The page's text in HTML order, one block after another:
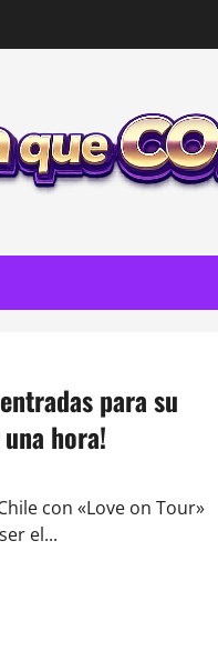
para su
hora!
con «Love on Tour»
el...